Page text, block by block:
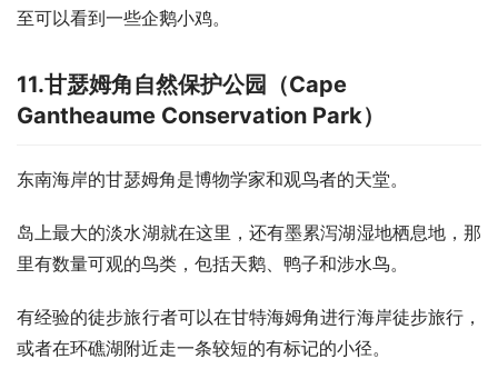
至可以看到一些企鹅小鸡。
11.甘瑟姆角自然保护公园（Cape
Gantheaume Conservation Park）
东南海岸的甘瑟姆角是博物学家和观鸟者的天堂。
岛上最大的淡水湖就在这里，还有墨累泻湖湿地栖息地，那
里有数量可观的鸟类，包括天鹅、鸭子和涉水鸟。
有经验的徒步旅行者可以在甘特海姆角进行海岸徒步旅行，
或者在环礁湖附近走一条较短的有标记的小径。